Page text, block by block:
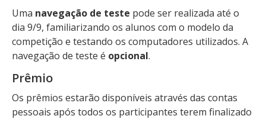
Uma navegação de teste pode ser realizada até o
dia 9/9, familiarizando os alunos com o modelo da
competição e testando os computadores utilizados. A
navegação de teste é opcional.
Prêmio
Os prêmios estarão disponíveis através das contas
pessoais após todos os participantes terem finalizado